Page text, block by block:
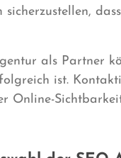
sicherzustellen,
als Partner
ist.
Online-